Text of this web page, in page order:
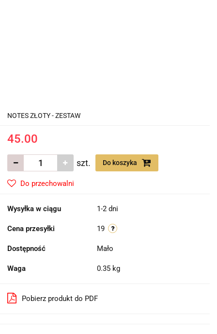
NOTES ZŁOTY - ZESTAW
45.00
szt. Do koszyka
Do przechowalni
Wysyłka w ciągu 1-2 dni
Cena przesyłki 19
Dostępność Mało
Waga 0.35 kg
Pobierz produkt do PDF